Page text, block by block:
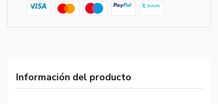
Información del producto